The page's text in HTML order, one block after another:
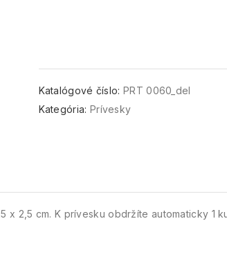
Katalógové číslo: PRT 0060_del
Kategória: Prívesky
x 2,5 cm. K prívesku obdržíte automaticky 1